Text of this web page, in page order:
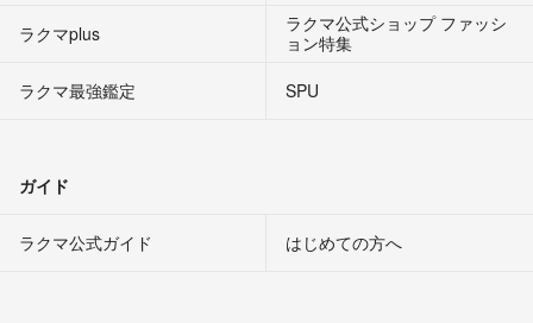
ラクマplus
ラクマ公式ショップ ファッシ
ョン特集
ラクマ最強鑑定
SPU
ガイド
ラクマ公式ガイド はじめての方へ